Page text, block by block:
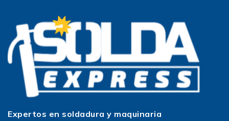
Expertos en soldadura y maquinaria